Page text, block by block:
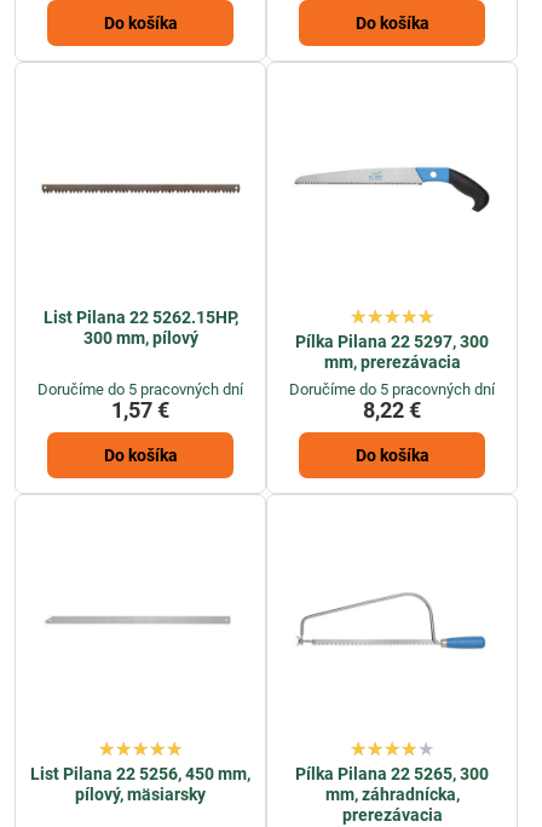
Do košíka Do košíka
List Pilana 22 5262.15HP,
300 mm, pílový
Doručíme do 5 pracovných dní
1,57 €
Do košíka
Pílka Pilana 22 5297, 300
mm, prerezávacia
Doručíme do 5 pracovných dní
8,22 €
Do košíka
List Pilana 22 5256, 450 mm,
pílový, mäsiarsky
Pílka Pilana 22 5265, 300
mm, záhradnícka,
prerezávacia